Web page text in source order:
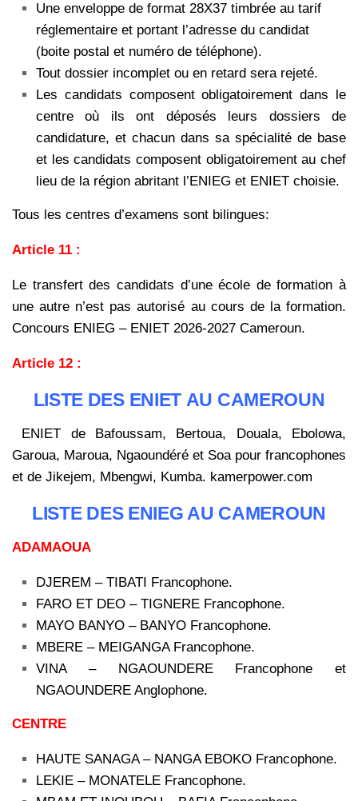
Une enveloppe de format 28X37 timbrée au tarif
réglementaire et portant l’adresse du candidat
(boite postal et numéro de téléphone).
Tout dossier incomplet ou en retard sera rejeté.
Les candidats composent obligatoirement dans le
centre où ils ont déposés leurs dossiers de
candidature, et chacun dans sa spécialité de base
et les candidats composent obligatoirement au chef
lieu de la région abritant l’ENIEG et ENIET choisie.
Tous les centres d’examens sont bilingues:
Article 11 :
Le transfert des candidats d’une école de formation à
une autre n’est pas autorisé au cours de la formation.
Concours ENIEG – ENIET 2026-2027 Cameroun.
Article 12 :
LISTE DES ENIET AU CAMEROUN
ENIET de Bafoussam, Bertoua, Douala, Ebolowa,
Garoua, Maroua, Ngaoundéré et Soa pour francophones
et de Jikejem, Mbengwi, Kumba. kamerpower.com
LISTE DES ENIEG AU CAMEROUN
ADAMAOUA
DJEREM – TIBATI Francophone.
FARO ET DEO – TIGNERE Francophone.
MAYO BANYO – BANYO Francophone.
MBERE – MEIGANGA Francophone.
VINA – NGAOUNDERE Francophone et
NGAOUNDERE Anglophone.
CENTRE
HAUTE SANAGA – NANGA EBOKO Francophone.
LEKIE – MONATELE Francophone.